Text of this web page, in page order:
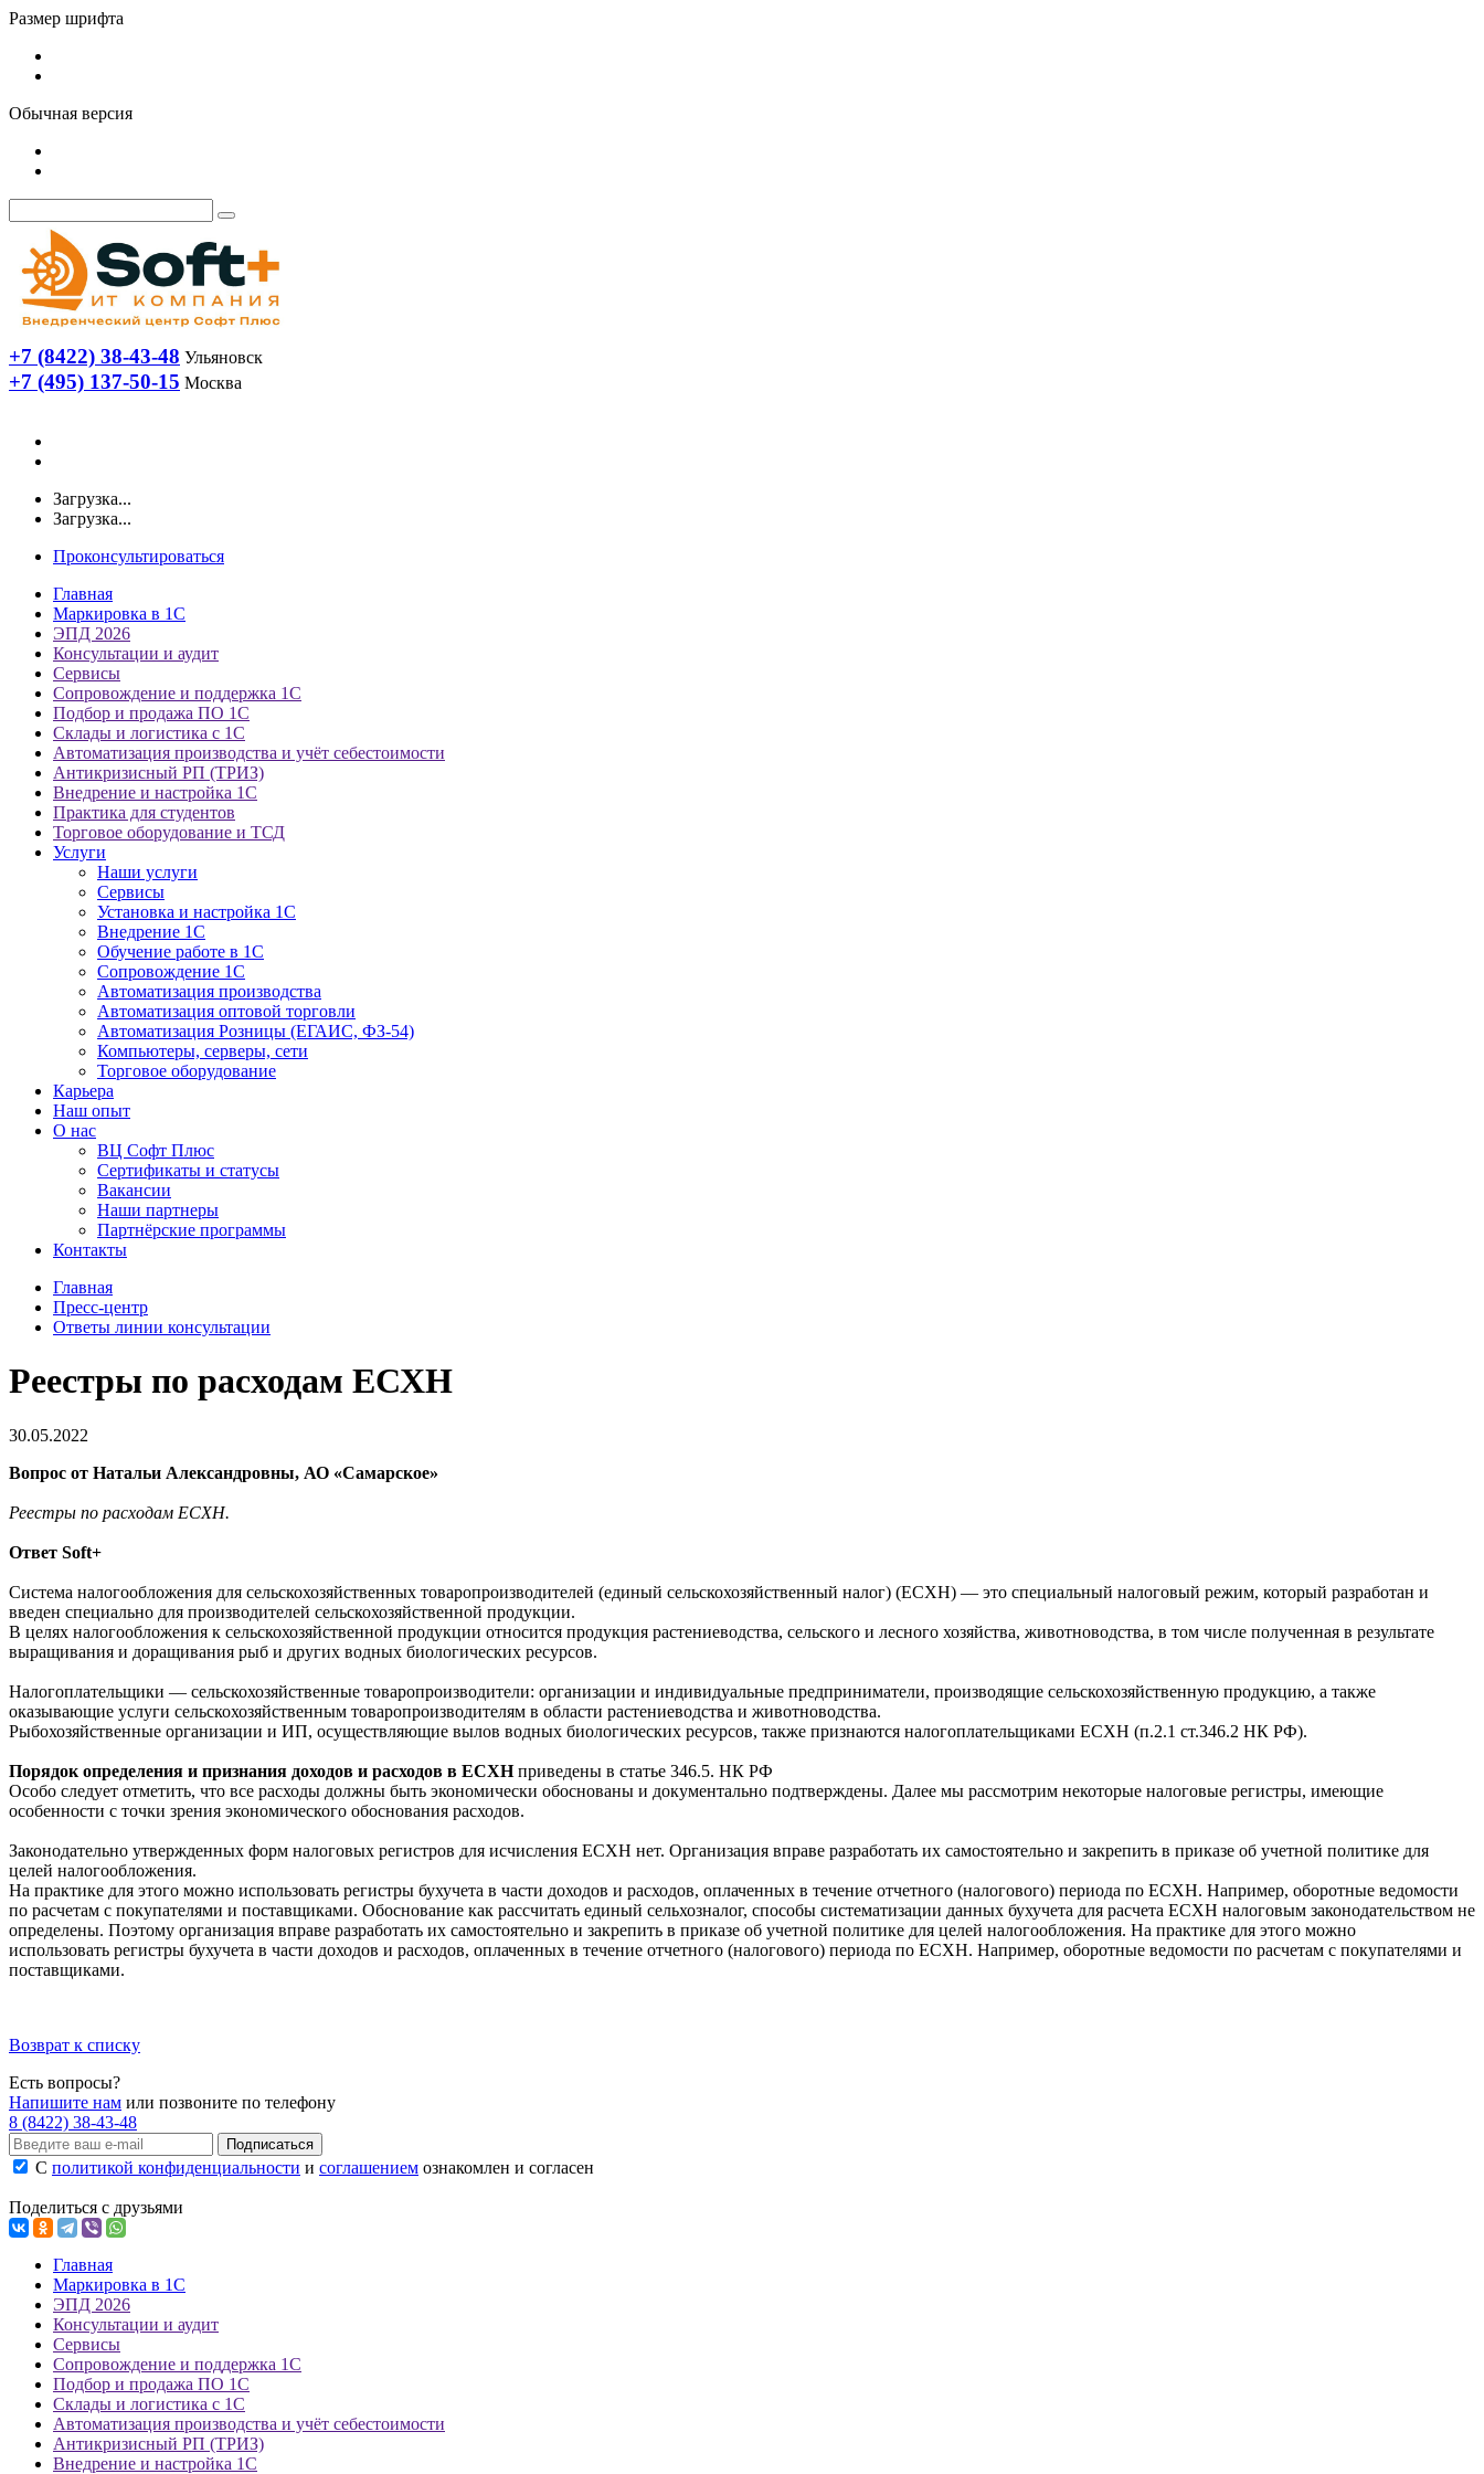
Размер шрифта
Обычная версия
+7 (8422) 38-43-48 Ульяновск
+7 (495) 137-50-15 Москва
Загрузка...
Загрузка...
Проконсультироваться
Главная
Маркировка в 1С
ЭПД 2026
Консультации и аудит
Сервисы
Сопровождение и поддержка 1С
Подбор и продажа ПО 1С
Склады и логистика с 1С
Автоматизация производства и учёт себестоимости
Антикризисный РП (ТРИЗ)
Внедрение и настройка 1С
Практика для студентов
Торговое оборудование и ТСД
Услуги
Наши услуги
Сервисы
Установка и настройка 1С
Внедрение 1С
Обучение работе в 1С
Сопровождение 1С
Автоматизация производства
Автоматизация оптовой торговли
Автоматизация Розницы (ЕГАИС, ФЗ-54)
Компьютеры, серверы, сети
Торговое оборудование
Карьера
Наш опыт
О нас
ВЦ Софт Плюс
Сертификаты и статусы
Вакансии
Наши партнеры
Партнёрские программы
Контакты
Главная
Пресс-центр
Ответы линии консультации
Реестры по расходам ЕСХН
30.05.2022
Вопрос от Натальи Александровны, АО «Самарское»
Реестры по расходам ЕСХН.
Ответ Soft+
Система налогообложения для сельскохозяйственных товаропроизводителей (единый сельскохозяйственный налог) (ЕСХН) — это специальный налоговый режим, который разработан и
введен специально для производителей сельскохозяйственной продукции.
В целях налогообложения к сельскохозяйственной продукции относится продукция растениеводства, сельского и лесного хозяйства, животноводства, в том числе полученная в результате
выращивания и доращивания рыб и других водных биологических ресурсов.
Налогоплательщики — сельскохозяйственные товаропроизводители: организации и индивидуальные предприниматели, производящие сельскохозяйственную продукцию, а также
оказывающие услуги сельскохозяйственным товаропроизводителям в области растениеводства и животноводства.
Рыбохозяйственные организации и ИП, осуществляющие вылов водных биологических ресурсов, также признаются налогоплательщиками ЕСХН (п.2.1 ст.346.2 НК РФ).
Порядок определения и признания доходов и расходов в ЕСХНприведены в статье 346.5. НК РФ
Особо следует отметить, что все расходы должны быть экономически обоснованы и документально подтверждены. Далее мы рассмотрим некоторые налоговые регистры, имеющие
особенности с точки зрения экономического обоснования расходов.
Законодательно утвержденных форм налоговых регистров для исчисления ЕСХН нет. Организация вправе разработать их самостоятельно и закрепить в приказе об учетной политике для
целей налогообложения.
На практике для этого можно использовать регистры бухучета в части доходов и расходов, оплаченных в течение отчетного (налогового) периода по ЕСХН. Например, оборотные ведомости
по расчетам с покупателями и поставщиками. Обоснование как рассчитать единый сельхозналог, способы систематизации данных бухучета для расчета ЕСХН налоговым законодательством не
определены. Поэтому организация вправе разработать их самостоятельно и закрепить в приказе об учетной политике для целей налогообложения. На практике для этого можно
использовать регистры бухучета в части доходов и расходов, оплаченных в течение отчетного (налогового) периода по ЕСХН. Например, оборотные ведомости по расчетам с покупателями и
поставщиками.
Возврат к списку
Есть вопросы?
Напишите нам или позвоните по телефону
8 (8422) 38-43-48
Подписаться
С политикой конфиденциальности и соглашением ознакомлен и согласен
Поделиться с друзьями
Главная
Маркировка в 1С
ЭПД 2026
Консультации и аудит
Сервисы
Сопровождение и поддержка 1С
Подбор и продажа ПО 1С
Склады и логистика с 1С
Автоматизация производства и учёт себестоимости
Антикризисный РП (ТРИЗ)
Внедрение и настройка 1С